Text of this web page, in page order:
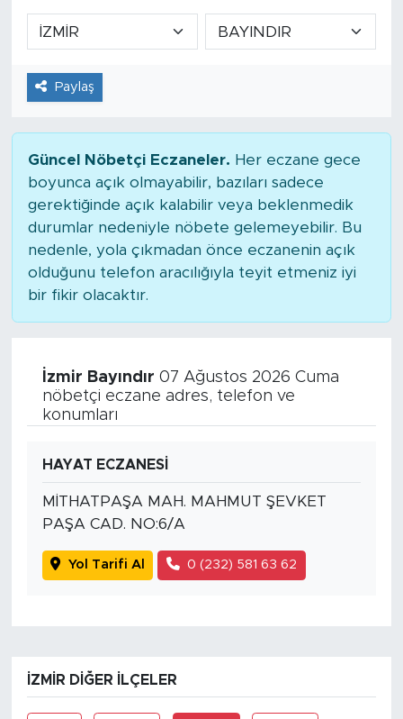
Paylaş
Güncel Nöbetçi Eczaneler. Her eczane gece
boyunca açık olmayabilir, bazıları sadece
gerektiğinde açık kalabilir veya beklenmedik
durumlar nedeniyle nöbete gelemeyebilir. Bu
nedenle, yola çıkmadan önce eczanenin açık
olduğunu telefon aracılığıyla teyit etmeniz iyi
bir fikir olacaktır.
İzmir Bayındır 07 Ağustos 2026 Cuma
nöbetçi eczane adres, telefon ve
konumları
HAYAT ECZANESİ
MİTHATPAŞA MAH. MAHMUT ŞEVKET
PAŞA CAD. NO:6/A
Yol Tarifi Al 0 (232) 581 63 62
İZMIR DIĞER İLÇELER